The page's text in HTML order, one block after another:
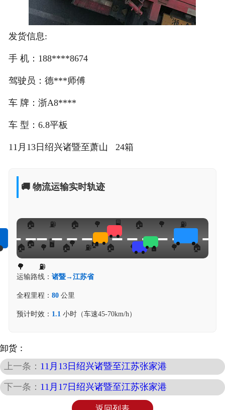
发货信息:
手 机：188****8674
驾驶员：德***师傅
车 牌：浙A8****
车 型：6.8平板
11月13日绍兴诸暨至萧山 24箱
🚚 物流运输实时轨迹
运输路线： 诸暨→江苏省
全程里程： 80公里
预计时效： 1.1 小时（车速45-70km/h）
卸货：
上一条： 11月13日绍兴诸暨至江苏张家港
下一条： 11月17日绍兴诸暨至江苏张家港